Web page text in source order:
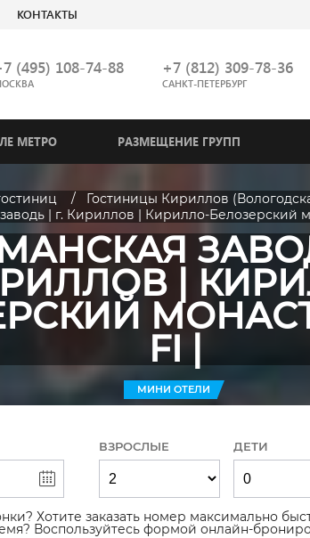
КОНТАКТЫ
(495) 108-74-88 +7 (812) 309-78-36
САНКТ-ПЕТЕРБУРГ
МЕТРО РАЗМЕЩЕНИЕ ГРУПП
Гостиницы Кириллов
| г. Кириллов | Кирилло-Белозерский
|
FI |
МИНИ ОТЕЛИ
ВЗРОСЛЫЕ ДЕТИ
Хотите заказать номер максимально
Воспользуйтесь формой онлайн-